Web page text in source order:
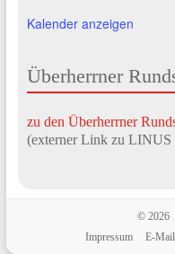
Kalender anzeigen
Überherrner
zu den Überherrner
(externer Link zu
© 2026
Impressum
E-